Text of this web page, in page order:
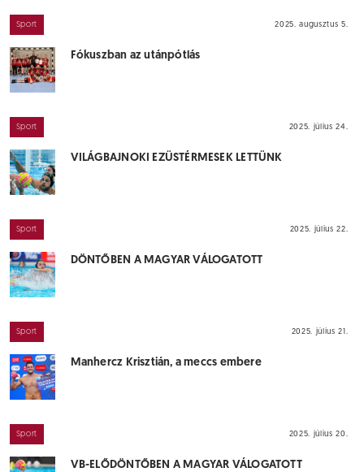
Sport 2025. augusztus 5.
Fókuszban az utánpótlás
Sport 2025. július 24.
VILÁGBAJNOKI EZÜSTÉRMESEK LETTÜNK
Sport 2025. július 22.
DÖNTŐBEN A MAGYAR VÁLOGATOTT
Sport 2025. július 21.
Manhercz Krisztián, a meccs embere
Sport 2025. július 20.
VB-ELŐDÖNTŐBEN A MAGYAR VÁLOGATOTT